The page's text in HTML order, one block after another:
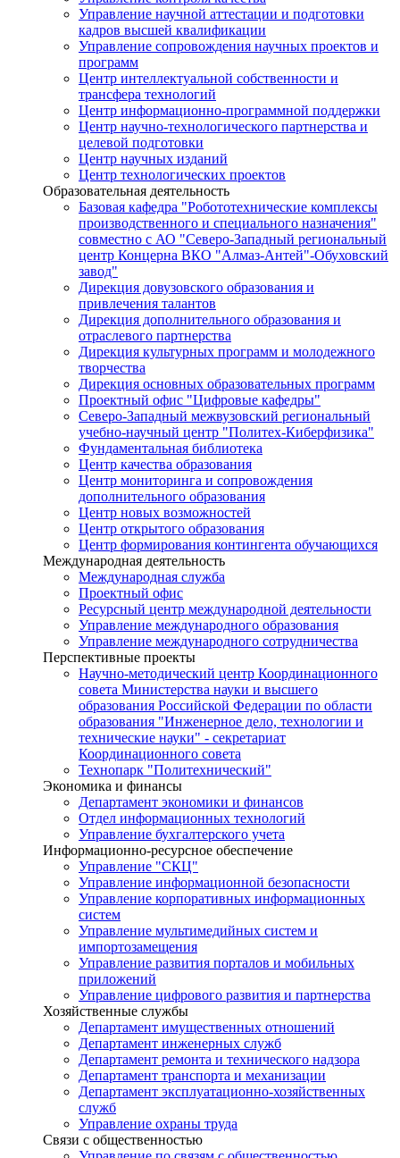
Управление научной аттестации и подготовки
кадров высшей квалификации
Управление сопровождения научных проектов и
программ
Центр интеллектуальной собственности и
трансфера технологий
Центр информационно-программной поддержки
Центр научно-технологического партнерства и
целевой подготовки
Центр научных изданий
Центр технологических проектов
Образовательная деятельность
Базовая кафедра "Робототехнические комплексы
производственного и специального назначения"
совместно с АО "Северо-Западный региональный
центр Концерна ВКО "Алмаз-Антей"-Обуховский
завод"
Дирекция довузовского образования и
привлечения талантов
Дирекция дополнительного образования и
отраслевого партнерства
Дирекция культурных программ и молодежного
творчества
Дирекция основных образовательных программ
Проектный офис "Цифровые кафедры"
Северо-Западный межвузовский региональный
учебно-научный центр "Политех-Киберфизика"
Фундаментальная библиотека
Центр качества образования
Центр мониторинга и сопровождения
дополнительного образования
Центр новых возможностей
Центр открытого образования
Центр формирования контингента обучающихся
Международная деятельность
Международная служба
Проектный офис
Ресурсный центр международной деятельности
Управление международного образования
Управление международного сотрудничества
Перспективные проекты
Научно-методический центр Координационного
совета Министерства науки и высшего
образования Российской Федерации по области
образования "Инженерное дело, технологии и
технические науки" - секретариат
Координационного совета
Технопарк "Политехнический"
Экономика и финансы
Департамент экономики и финансов
Отдел информационных технологий
Управление бухгалтерского учета
Информационно-ресурсное обеспечение
Управление "СКЦ"
Управление информационной безопасности
Управление корпоративных информационных
систем
Управление мультимедийных систем и
импортозамещения
Управление развития порталов и мобильных
приложений
Управление цифрового развития и партнерства
Хозяйственные службы
Департамент имущественных отношений
Департамент инженерных служб
Департамент ремонта и технического надзора
Департамент транспорта и механизации
Департамент эксплуатационно-хозяйственных
служб
Управление охраны труда
Связи с общественностью